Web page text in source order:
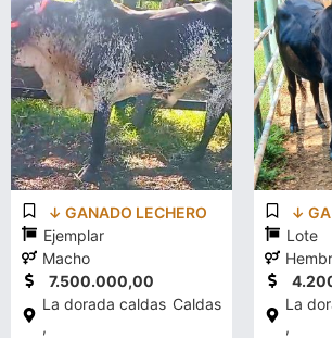
↓ GANADO LECHERO
Ejemplar
Macho
7.500.000,00
La dorada caldas
,
Caldas
↓
Lote
La
,